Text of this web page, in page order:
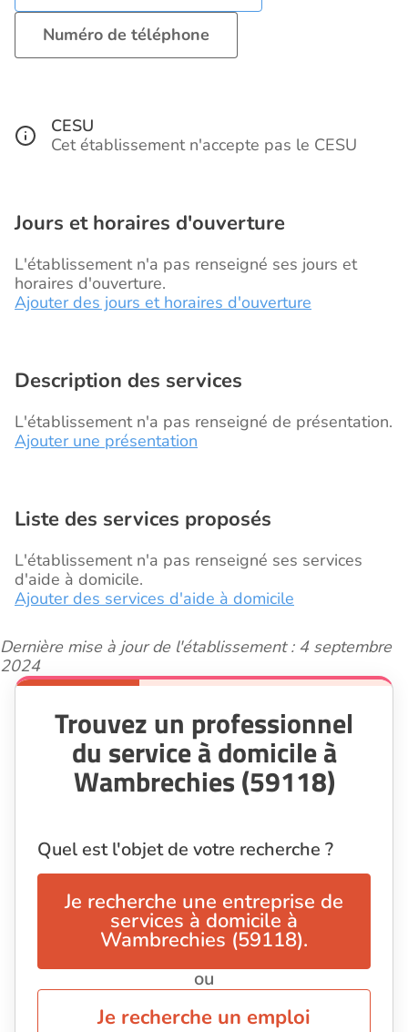
Numéro de téléphone
CESU
Cet établissement n'accepte pas le CESU
Jours et horaires d'ouverture
L'établissement n'a pas renseigné ses jours et
horaires d'ouverture.
Ajouter des jours et horaires d'ouverture
Description des services
L'établissement n'a pas renseigné de présentation.
Ajouter une présentation
Liste des services proposés
L'établissement n'a pas renseigné ses services
d'aide à domicile.
Ajouter des services d'aide à domicile
Dernière mise à jour de l'établissement : 4 septembre
2024
Trouvez un professionnel
du service à domicile à
Wambrechies (59118)
Quel est l'objet de votre recherche ?
Je recherche une entreprise de
services à domicile à
Wambrechies (59118).
ou
Je recherche un emploi